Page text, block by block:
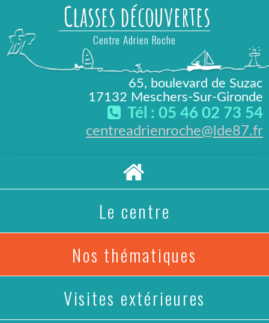
Classes découvertes
Centre Adrien Roche
65, boulevard de Suzac
17132 Meschers-Sur-Gironde
Tél : 05 46 02 73 54
centreadrienroche@lde87.fr
Le centre
Nos thématiques
Visites extérieures